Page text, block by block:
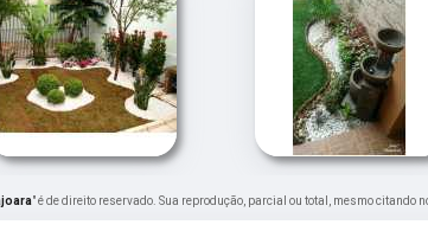
" é de direito reservado. Sua reprodução, parcial ou total, mesmo